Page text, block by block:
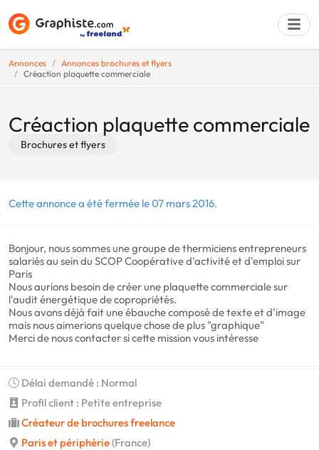
Annonces
Annonces brochures et flyers
Créaction plaquette commerciale
Créaction plaquette commerciale
Brochures et flyers
Cette annonce a été fermée le 07 mars 2016.
Bonjour, nous sommes une groupe de thermiciens entrepreneurs
salariés au sein du SCOP Coopérative d'activité et d'emploi sur
Paris
Nous aurions besoin de créer une plaquette commerciale sur
l'audit énergétique de copropriétés.
Nous avons déjà fait une ébauche composé de texte et d'image
mais nous aimerions quelque chose de plus "graphique"
Merci de nous contacter si cette mission vous intéresse
Délai demandé : Normal
Profil client : Petite entreprise
Créateur de brochures freelance
Paris et périphérie(France)